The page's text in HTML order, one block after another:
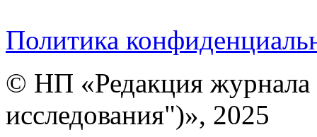
Политика
© НП «Редакция
исследования")», 2025